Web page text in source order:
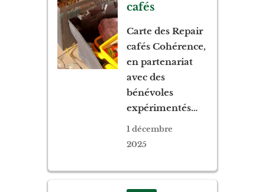
cafés
Carte des Repair
cafés Cohérence,
en partenariat
avec des
bénévoles
expérimentés…
1 décembre
2025